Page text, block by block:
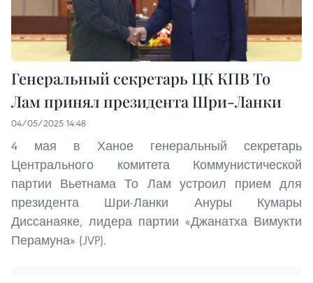
Генеральный секретарь ЦК КПВ То
Лам принял президента Шри-Ланки
04/05/2025 14:48
4 мая в Ханое генеральный секретарь
Центрального комитета Коммунистической
партии Вьетнама То Лам устроил прием для
президента Шри-Ланки Ануры Кумары
Диссанаяке, лидера партии «Джанатха Вимукти
Перамуна» (JVP).